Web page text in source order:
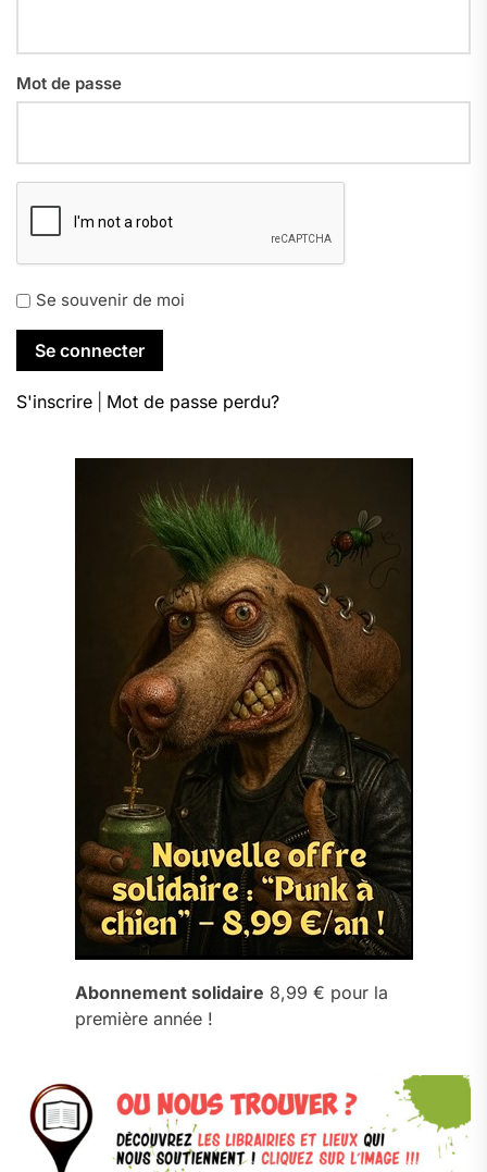
Mot de passe
Se souvenir de moi
S'inscrire Mot de passe perdu?
Abonnement solidaire 8,99 € pour la
première année !